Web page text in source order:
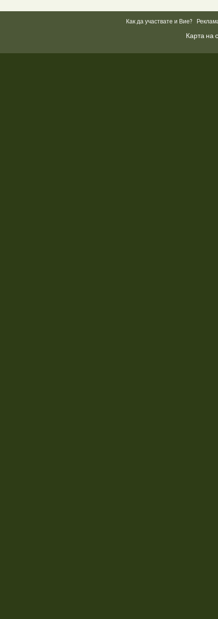
Как да участвате и Вие?
Карта на